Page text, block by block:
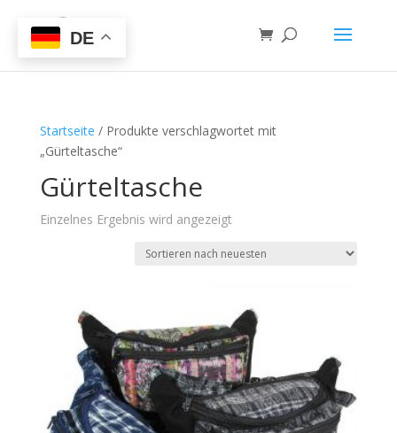
Startseite / Produkte verschlagwortet mit
„Gürteltasche“
Gürteltasche
Einzelnes Ergebnis wird angezeigt
DE